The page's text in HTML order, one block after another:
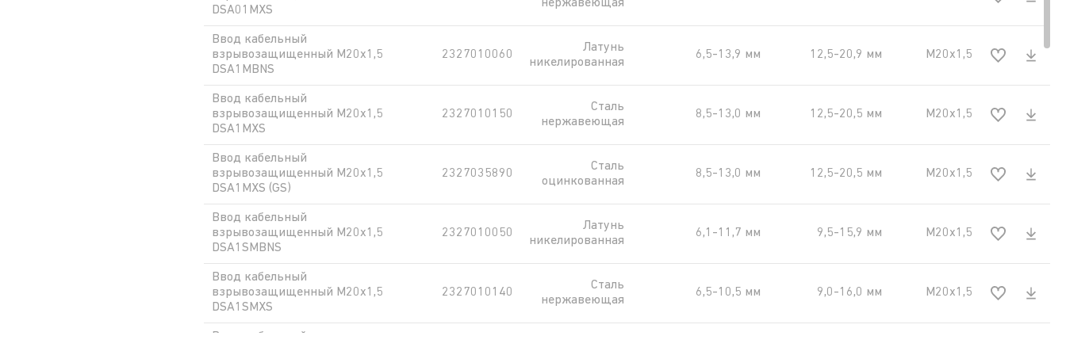
DSA01MXS
нержавеющая
Ввод кабельный
взрывозащищенный М20х1,5
DSA1MBNS
2327010060
Латунь
никелированная
6,5-13,9 мм 12,5-20,9 мм М20х1,5
Ввод кабельный
взрывозащищенный М20х1,5
DSA1MXS
2327010150
Сталь
нержавеющая
8,5-13,0 мм 12,5-20,5 мм М20х1,5
Ввод кабельный
взрывозащищенный М20х1,5
DSA1MXS (GS)
2327035890
Сталь
оцинкованная
8,5-13,0 мм 12,5-20,5 мм М20х1,5
Ввод кабельный
взрывозащищенный М20х1,5
DSA1SMBNS
2327010050
Латунь
никелированная
6,1-11,7 мм 9,5-15,9 мм М20х1,5
Ввод кабельный
взрывозащищенный М20х1,5
DSA1SMXS
2327010140
Сталь
нержавеющая
6,5-10,5 мм 9,0-16,0 мм М20х1,5
Ввод кабельный